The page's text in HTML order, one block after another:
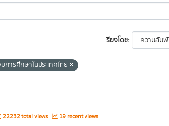
เรียงโดย
การศึกษาในประเทศไทย
22232 total views 19 recent views